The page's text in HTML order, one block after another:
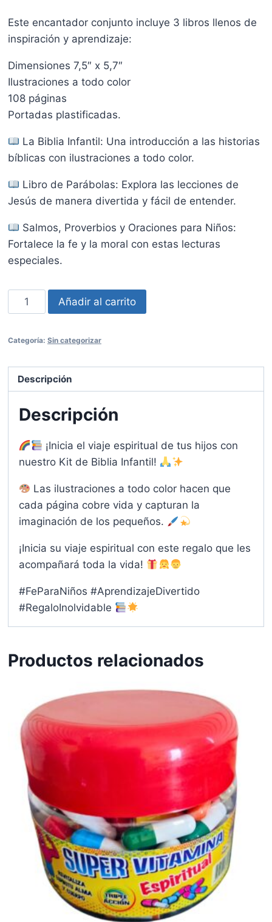
Este encantador conjunto incluye 3 libros llenos de
inspiración y aprendizaje:
Dimensiones 7,5″ x 5,7″
Ilustraciones a todo color
108 páginas
Portadas plastificadas.
La Biblia Infantil: Una introducción a las historias
bíblicas con ilustraciones a todo color.
Libro de Parábolas: Explora las lecciones de
Jesús de manera divertida y fácil de entender.
Salmos, Proverbios y Oraciones para Niños:
Fortalece la fe y la moral con estas lecturas
especiales.
Biblia
cantidad
Añadir al carrito
Categoría: Sin categorizar
Descripción
Descripción
¡Inicia el viaje espiritual de tus hijos con
nuestro Kit de Biblia Infantil!
Las ilustraciones a todo color hacen que
cada página cobre vida y capturan la
imaginación de los pequeños.
¡Inicia su viaje espiritual con este regalo que les
acompañará toda la vida!
#FeParaNiños #AprendizajeDivertido
#RegaloInolvidable
Productos relacionados